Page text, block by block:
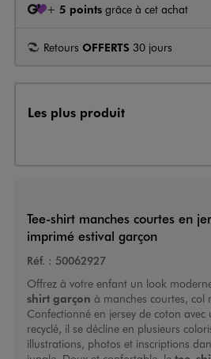
+ 5 points grâce à cet achat
Retours OFFERTS 30 jours
Les plus produit
Tee-shirt manches courtes en
imprimé estival garçon
Réf. : 50062927
Offrez à votre enfant un look
shirt garçon à manches courtes, col
Confectionné en jersey de coton
recyclé, il se décline en plusieurs
illustrations, photos et inscriptions